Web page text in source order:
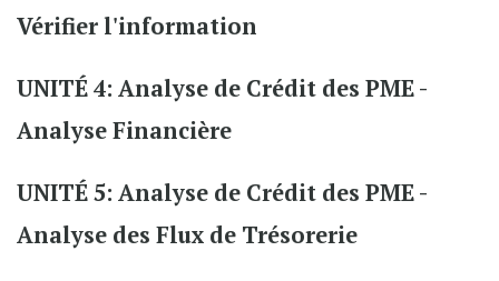
Vérifier l'information
UNITÉ 4: Analyse de Crédit des PME -
Analyse Financière
UNITÉ 5: Analyse de Crédit des PME -
Analyse des Flux de Trésorerie